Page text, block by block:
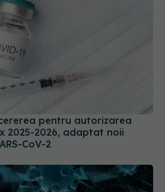
pentru autorizarea
2025-2026, adaptat noii
CoV-2